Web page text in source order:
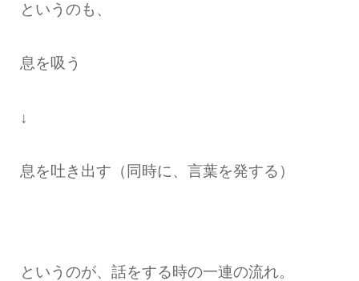
というのも、
息を吸う
↓
息を吐き出す（同時に、言葉を発する）
というのが、話をする時の一連の流れ。